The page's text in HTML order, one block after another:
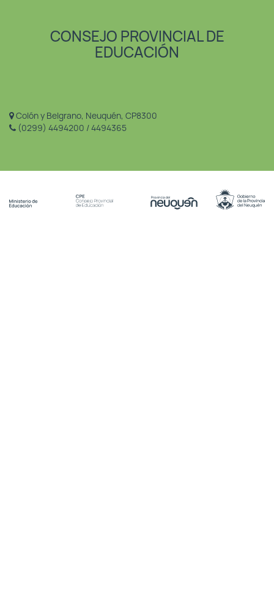
CONSEJO PROVINCIAL DE
EDUCACIÓN
Colón y Belgrano, Neuquén, CP8300
(0299) 4494200 / 4494365